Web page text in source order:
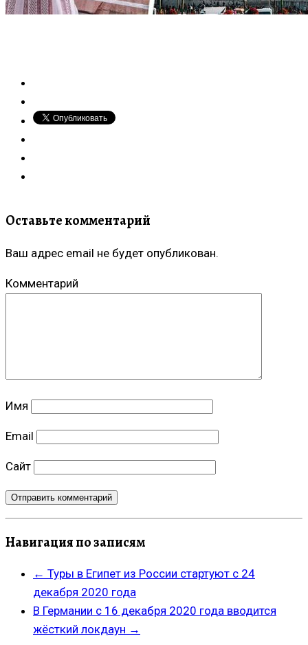
Оставьте комментарий
Ваш адрес email не будет опубликован.
Комментарий
Имя
Email
Сайт
Навигация по записям
← Туры в Египет из России стартуют с 24
декабря 2020 года
В Германии с 16 декабря 2020 года вводится
жёсткий локдаун →